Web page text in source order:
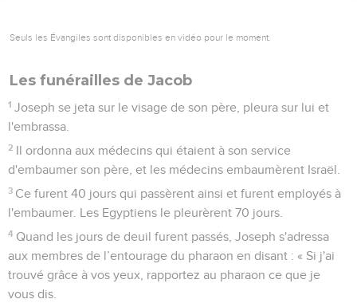
Seuls les Évangiles sont disponibles en vidéo pour le moment.
Les funérailles de Jacob
1 Joseph se jeta sur le visage de son père, pleura sur lui et
l'embrassa.
2 Il ordonna aux médecins qui étaient à son service
d'embaumer son père, et les médecins embaumèrent Israël.
3 Ce furent 40 jours qui passèrent ainsi et furent employés à
l'embaumer. Les Egyptiens le pleurèrent 70 jours.
4 Quand les jours de deuil furent passés, Joseph s'adressa
aux membres de l’entourage du pharaon en disant : « Si j'ai
trouvé grâce à vos yeux, rapportez au pharaon ce que je
vous dis.